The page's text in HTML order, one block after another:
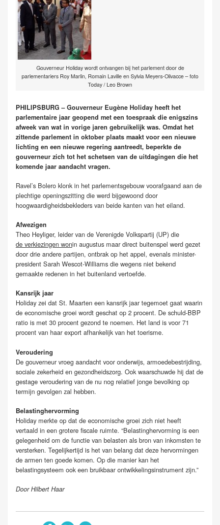
Gouverneur Holiday wordt ontvangen bij het parlement door de
parlementariers Roy Marlin, Romain Laville en Sylvia Meyers-Olivacce – foto
Today / Leo Brown
PHILIPSBURG – Gouverneur Eugène Holiday heeft het
parlementaire jaar geopend met een toespraak die enigszins
afweek van wat in vorige jaren gebruikelijk was. Omdat het
zittende parlement in oktober plaats maakt voor een nieuwe
lichting en een nieuwe regering aantreedt, beperkte de
gouverneur zich tot het schetsen van de uitdagingen die het
komende jaar aandacht vragen.
Ravel’s Bolero klonk in het parlementsgebouw voorafgaand aan de
plechtige openingszitting die werd bijgewoond door
hoogwaardigheidsbekleders van beide kanten van het eiland.
Afwezigen
Theo Heyliger, leider van de Verenigde Volkspartij (UP) die
de verkiezingen wonin augustus maar direct buitenspel werd gezet
door drie andere partijen, ontbrak op het appel, evenals minister-
president Sarah Wescot-Williams die wegens niet bekend
gemaakte redenen in het buitenland vertoefde.
Kansrijk jaar
Holiday zei dat St. Maarten een kansrijk jaar tegemoet gaat waarin
de economische groei wordt geschat op 2 procent. De schuld-BBP
ratio is met 30 procent gezond te noemen. Het land is voor 71
procent van haar export afhankelijk van het toerisme.
Veroudering
De gouverneur vroeg aandacht voor onderwijs, armoedebestrijding,
sociale zekerheid en gezondheidszorg. Ook waarschuwde hij dat de
gestage veroudering van de nu nog relatief jonge bevolking op
termijn gevolgen zal hebben.
Belastinghervorming
Holiday merkte op dat de economische groei zich niet heeft
vertaald in een grotere fiscale ruimte. “Belastinghervorming is een
gelegenheid om de functie van belasten als bron van inkomsten te
versterken. Tegelijkertijd is het van belang dat deze hervormingen
de armen ten goede komen. Op die manier kan het
belastingsysteem ook een bruikbaar ontwikkelingsinstrument zijn.”
Door Hilbert Haar